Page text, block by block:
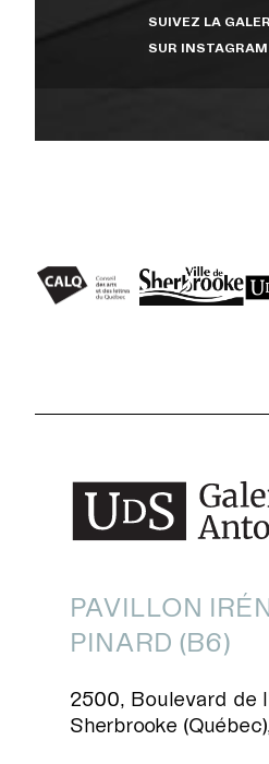
CENTRE
SUIVEZ LA
SUR INSTAGRAM
PAVILLON
PINARD (B6)
2500, Boulevard de
Sherbrooke